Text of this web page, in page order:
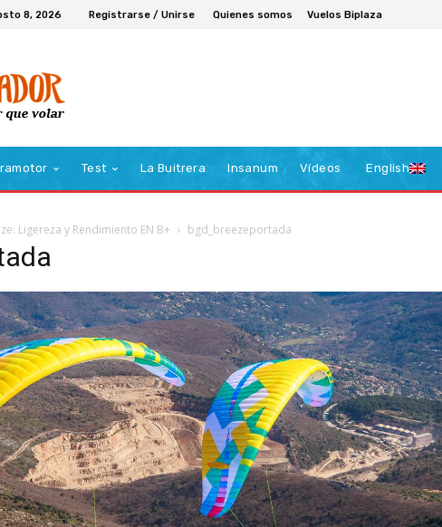
8, 2026 Registrarse / Unirse Quienes somos Vuelos Biplaza
Test La Buitrera Insanum Vídeos English
Ligereza y Rendimiento EN B+ bgd_breezeportada